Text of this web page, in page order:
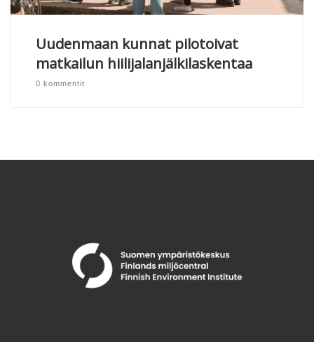
Uudenmaan kunnat pilotoivat
matkailun hiilijalanjälkilaskentaa
0 kommentit